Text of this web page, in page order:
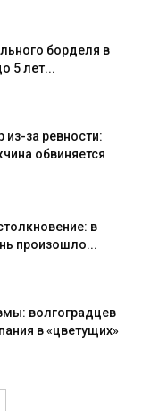
борделя в
5 лет...
из-за ревности:
обвиняется
в
произошло...
волгоградцев
в «цветущих»